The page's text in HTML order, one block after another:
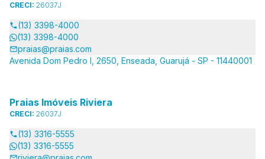
CRECI: 26037J
(13) 3398-4000
(13) 3398-4000
praias@praias.com
Avenida Dom Pedro I, 2650, Enseada, Guarujá - SP - 11440001
Praias Imóveis Riviera
CRECI: 26037J
(13) 3316-5555
(13) 3316-5555